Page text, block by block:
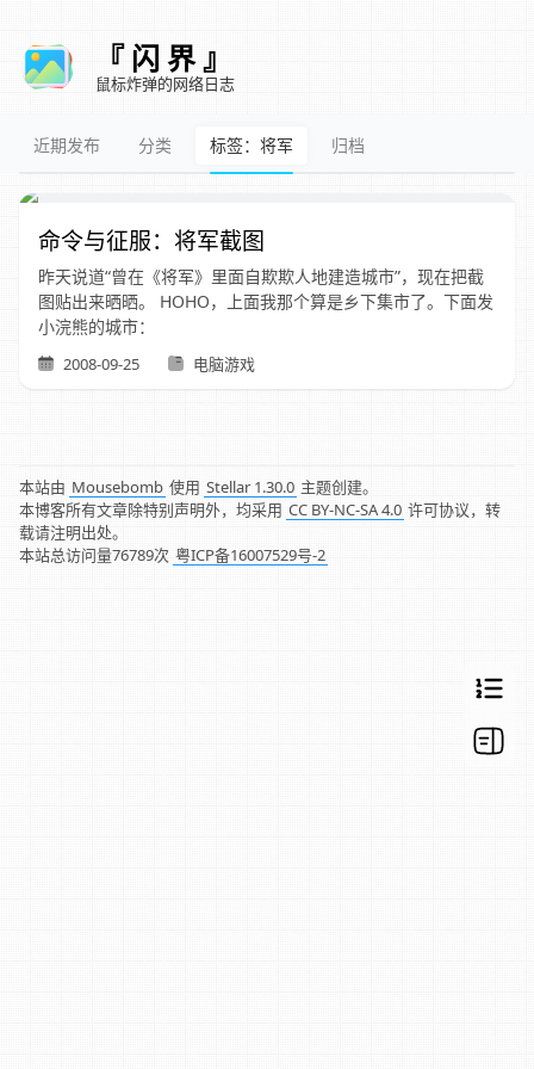
『 闪 界 』
鼠标炸弹的网络日志
近期发布 分类 标签：将军 归档
命令与征服：将军截图
昨天说道“曾在《将军》里面自欺欺人地建造城市”，现在把截
图贴出来晒晒。 HOHO，上面我那个算是乡下集市了。下面发
小浣熊的城市：
2008-09-25 电脑游戏
本站由 Mousebomb 使用 Stellar 1.30.0 主题创建。
本博客所有文章除特别声明外，均采用 CC BY-NC-SA 4.0 许可协议，转
载请注明出处。
本站总访问量76789次 粤ICP备16007529号-2